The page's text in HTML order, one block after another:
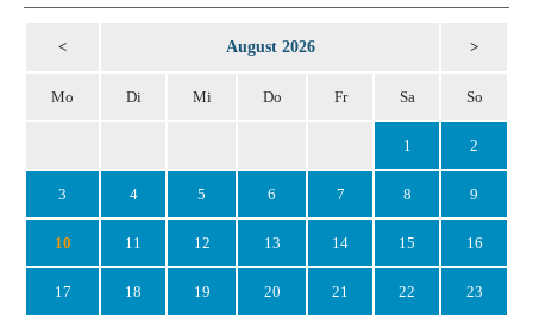
< August 2026 >
Mo Di Mi Do Fr Sa So
1 2
3 4 5 6 7 8 9
10 11 12 13 14 15 16
17 18 19 20 21 22 23